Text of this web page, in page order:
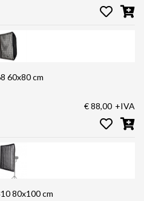
60x80 cm
€ 88,00 +IVA
80x100 cm